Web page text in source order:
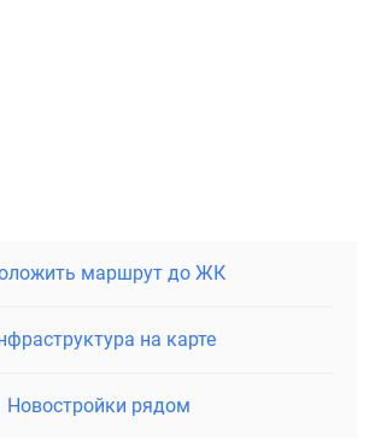
маршрут до ЖК
на карте
Новостройки рядом